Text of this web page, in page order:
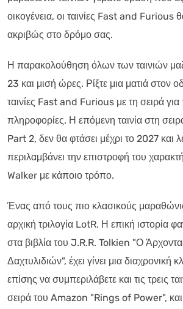
οικογένεια, οι ταινίες Fast and Furious
ακριβώς στο δρόμο σας.
Η παρακολούθηση όλων των ταινιών
23 και μισή ώρες. Ρίξτε μια ματιά στον
ταινίες Fast and Furious με τη σειρά για
πληροφορίες. Η επόμενη ταινία στη
Part 2, δεν θα φτάσει μέχρι το 2027 και
περιλαμβάνει την επιστροφή του
Walker με κάποιο τρόπο.
Ένας από τους πιο κλασικούς
αρχική τριλογία LotR. Η επική ιστορία
στα βιβλία του J.R.R. Tolkien "Ο
Δαχτυλιδιών", έχει γίνει μια διαχρονική
επίσης να συμπεριλάβετε και τις τρεις
σειρά του Amazon "Rings of Power",